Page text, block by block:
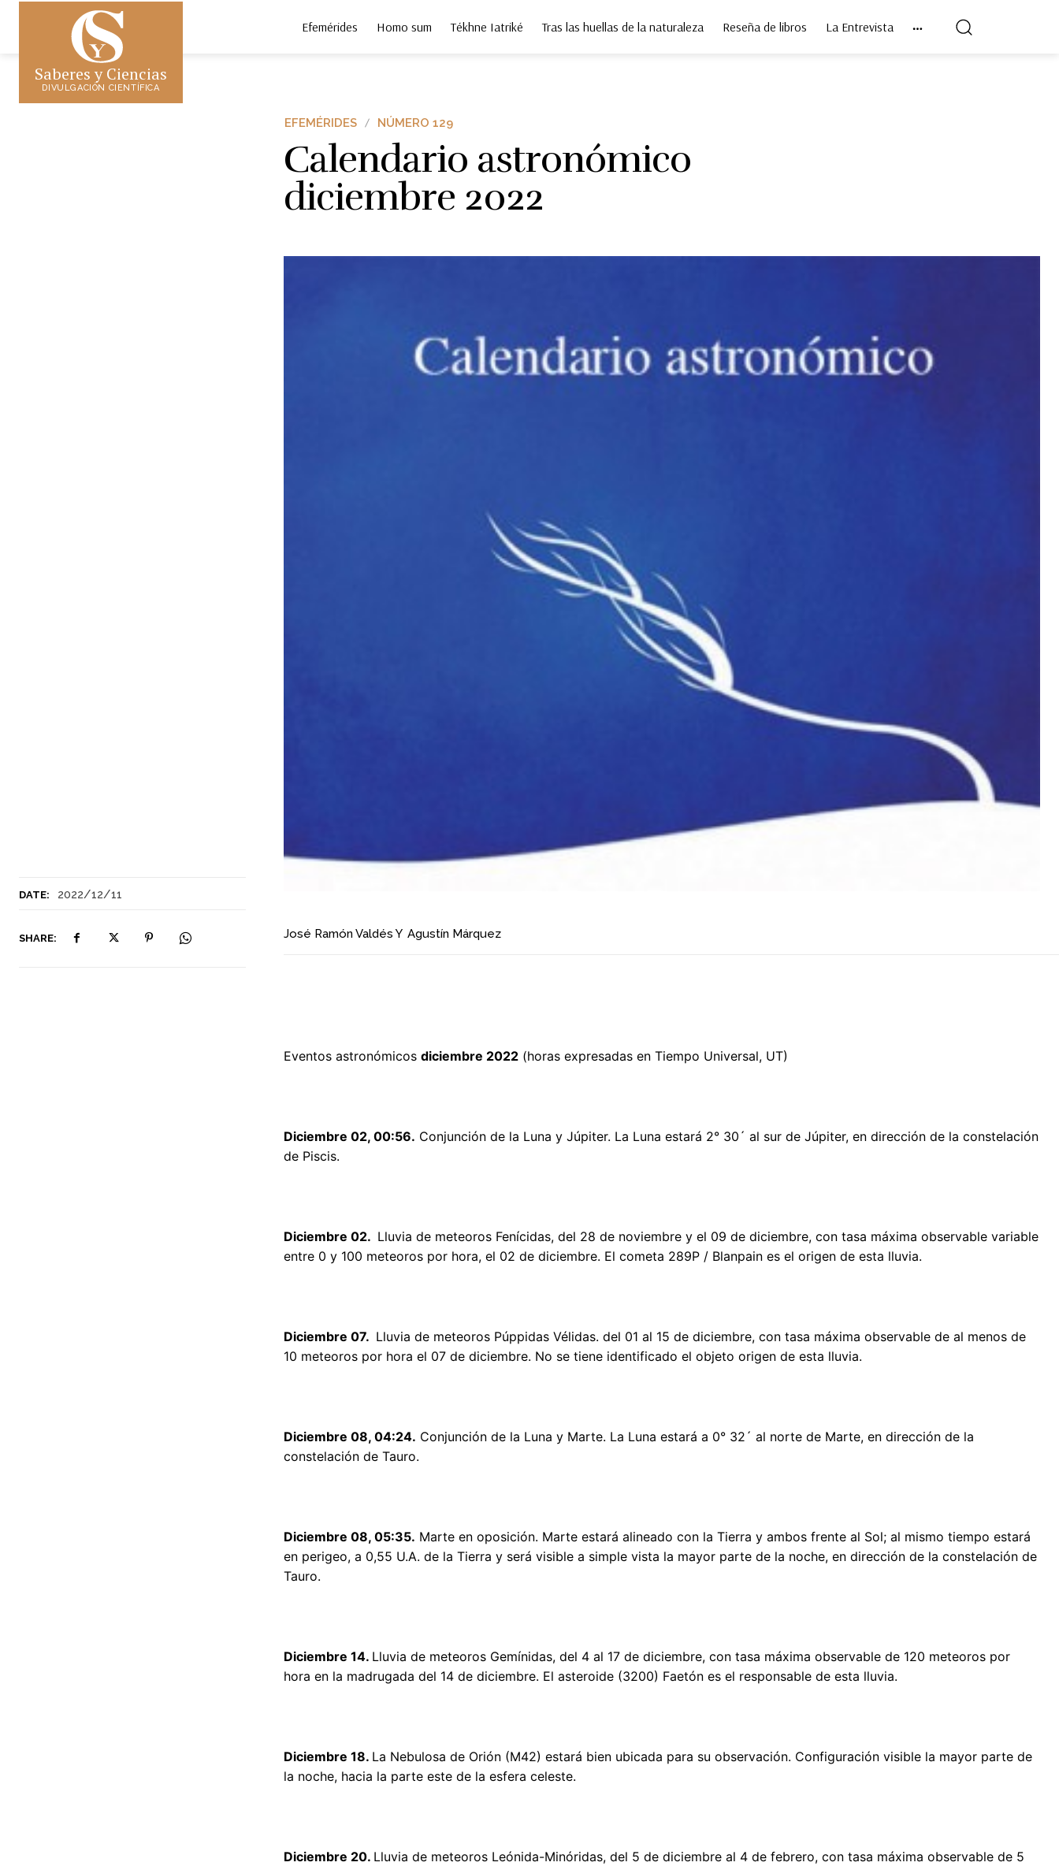
Saberes y Ciencias
DIVULGACIÓN CIENTÍFICA
Efemérides Homo sum Tékhne Iatriké Tras las huellas de la naturaleza Reseña de libros La Entrevista
DATE: 2022/12/11
SHARE:
EFEMÉRIDES NÚMERO 129
Calendario astronómico
diciembre 2022
José Ramón Valdés Y Agustín Márquez
Eventos astronómicos diciembre 2022 (horas expresadas en Tiempo Universal, UT)
Diciembre 02, 00:56. Conjunción de la Luna y Júpiter. La Luna estará 2° 30´ al sur de Júpiter, en dirección de la constelación
de Piscis.
Diciembre 02. Lluvia de meteoros Fenícidas, del 28 de noviembre y el 09 de diciembre, con tasa máxima observable variable
entre 0 y 100 meteoros por hora, el 02 de diciembre. El cometa 289P / Blanpain es el origen de esta lluvia.
Diciembre 07. Lluvia de meteoros Púppidas Vélidas. del 01 al 15 de diciembre, con tasa máxima observable de al menos de
10 meteoros por hora el 07 de diciembre. No se tiene identificado el objeto origen de esta lluvia.
Diciembre 08, 04:24. Conjunción de la Luna y Marte. La Luna estará a 0° 32´ al norte de Marte, en dirección de la
constelación de Tauro.
Diciembre 08, 05:35. Marte en oposición. Marte estará alineado con la Tierra y ambos frente al Sol; al mismo tiempo estará
en perigeo, a 0,55 U.A. de la Tierra y será visible a simple vista la mayor parte de la noche, en dirección de la constelación de
Tauro.
Diciembre 14. Lluvia de meteoros Gemínidas, del 4 al 17 de diciembre, con tasa máxima observable de 120 meteoros por
hora en la madrugada del 14 de diciembre. El asteroide (3200) Faetón es el responsable de esta lluvia.
Diciembre 18. La Nebulosa de Orión (M42) estará bien ubicada para su observación. Configuración visible la mayor parte de
la noche, hacia la parte este de la esfera celeste.
Diciembre 20. Lluvia de meteoros Leónida-Minóridas, del 5 de diciembre al 4 de febrero, con tasa máxima observable de 5